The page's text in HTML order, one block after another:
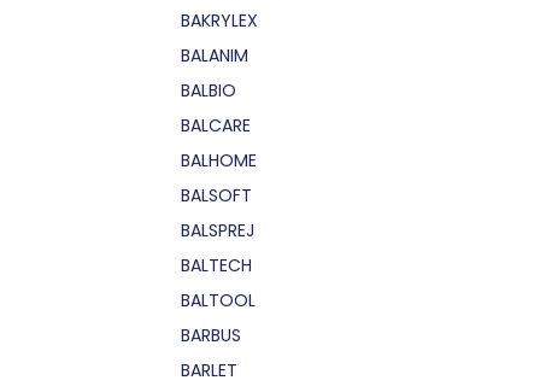
BAKRYLEX
BALANIM
BALBIO
BALCARE
BALHOME
BALSOFT
BALSPREJ
BALTECH
BALTOOL
BARBUS
BARLET